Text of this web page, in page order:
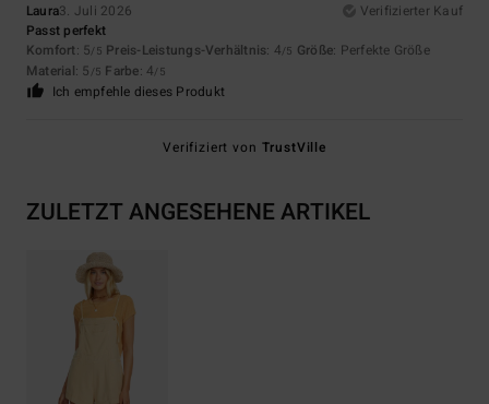
Laura3. Juli 2026
Verifizierter Kauf
Passt perfekt
Komfort: 5/5 Preis-Leistungs-Verhältnis: 4/5 Größe: Perfekte Größe
Material: 5 /5 Farbe: 4/5
Ich empfehle dieses Produkt
Verifiziert von TrustVille
ZULETZT ANGESEHENE ARTIKEL